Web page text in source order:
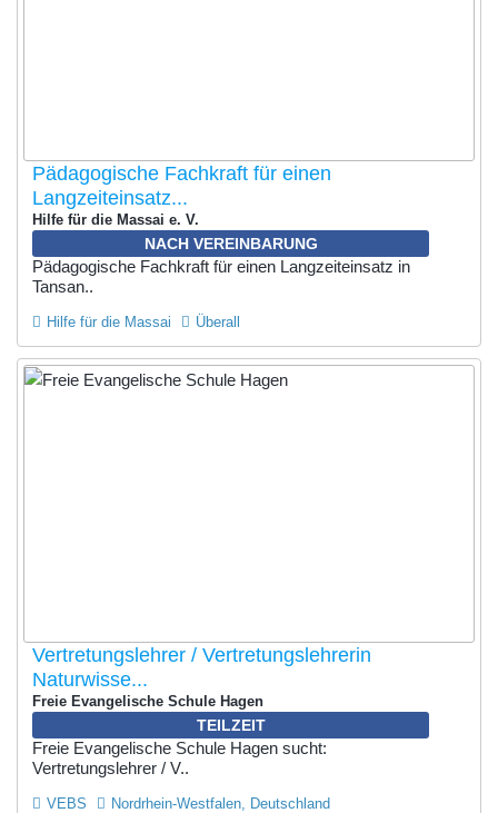
Pädagogische Fachkraft für einen
Langzeiteinsatz...
Hilfe für die Massai e. V.
NACH VEREINBARUNG
Pädagogische Fachkraft für einen Langzeiteinsatz in
Tansan..
Hilfe für die Massai Überall
Vertretungslehrer / Vertretungslehrerin
Naturwisse...
Freie Evangelische Schule Hagen
TEILZEIT
Freie Evangelische Schule Hagen sucht:
Vertretungslehrer / V..
VEBS Nordrhein-Westfalen, Deutschland